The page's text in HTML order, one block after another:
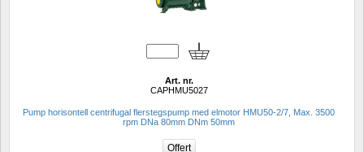
Art. nr.
CAPHMU5027
Pump horisontell centrifugal flerstegspump med elmotor HMU50-2/7, Max. 3500
rpm DNa 80mm DNm 50mm